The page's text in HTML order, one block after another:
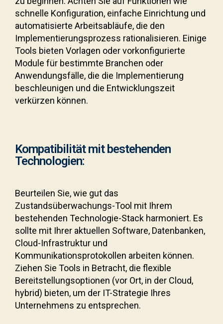
schnelle Konfiguration, einfache Einrichtung und
automatisierte Arbeitsabläufe, die den
Implementierungsprozess rationalisieren. Einige
Tools bieten Vorlagen oder vorkonfigurierte
Module für bestimmte Branchen oder
Anwendungsfälle, die die Implementierung
beschleunigen und die Entwicklungszeit
verkürzen können.
Kompatibilität mit bestehenden
Technologien:
Beurteilen Sie, wie gut das
Zustandsüberwachungs-Tool mit Ihrem
bestehenden Technologie-Stack harmoniert. Es
sollte mit Ihrer aktuellen Software, Datenbanken,
Cloud-Infrastruktur und
Kommunikationsprotokollen arbeiten können.
Ziehen Sie Tools in Betracht, die flexible
Bereitstellungsoptionen (vor Ort, in der Cloud,
hybrid) bieten, um der IT-Strategie Ihres
Unternehmens zu entsprechen.